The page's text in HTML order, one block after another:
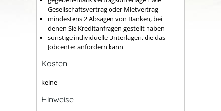
Gesellschaftsvertrag oder Mietvertrag
mindestens 2 Absagen von Banken, bei
denen Sie Kreditanfragen gestellt haben
sonstige individuelle Unterlagen, die das
Jobcenter anfordern kann
Kosten
keine
Hinweise